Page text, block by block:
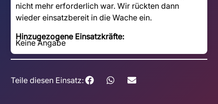
nicht mehr erforderlich war. Wir rückten dann
wieder einsatzbereit in die Wache ein.
Hinzugezogene Einsatzkräfte:
Keine Angabe
Teile diesen Einsatz: